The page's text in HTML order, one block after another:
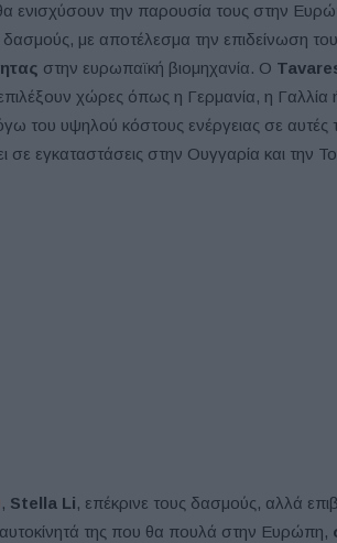
θα ενισχύσουν την παρουσία τους στην
με αποτέλεσμα την επιδείνωση του
στην ευρωπαϊκή βιομηχανία. Ο
χώρες όπως η Γερμανία, η Γαλλία
του υψηλού κόστους ενέργειας σε αυτές
σε εγκαταστάσεις στην Ουγγαρία και την
, Stella Li, επέκρινε τους δασμούς, αλλά
αυτοκίνητά της που θα πουλά στην Ευρώπη,